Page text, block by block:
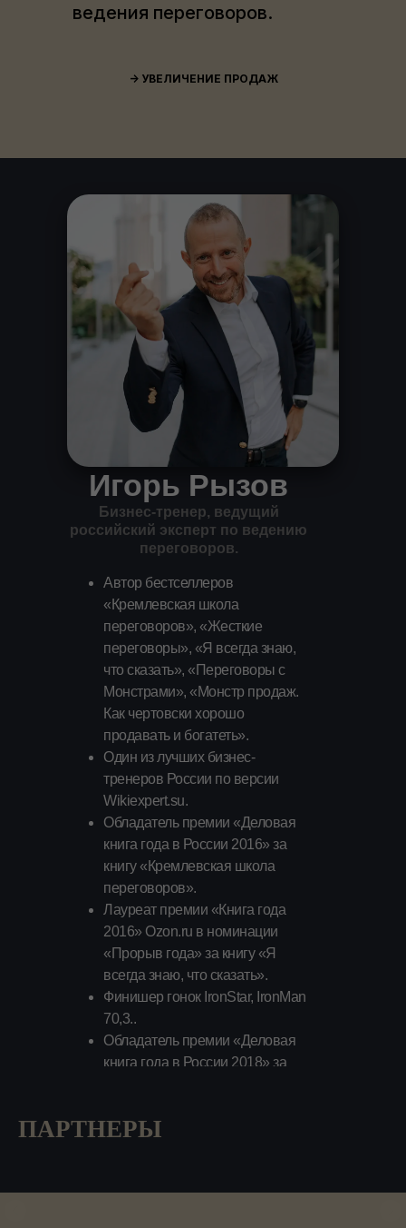
ведения переговоров.
-> УВЕЛИЧЕНИЕ ПРОДАЖ
Игорь Рызов
Бизнес-тренер, ведущий
российский эксперт по ведению
переговоров.
Автор бестселлеров
«Кремлевская школа
переговоров», «Жесткие
переговоры», «Я всегда знаю,
что сказать», «Переговоры с
Монстрами», «Монстр продаж.
Как чертовски хорошо
продавать и богатеть».
Один из лучших бизнес-
тренеров России по версии
Wikiexpert.su.
Обладатель премии «Деловая
книга года в России 2016» за
книгу «Кремлевская школа
переговоров».
Лауреат премии «Книга года
2016» Ozon.ru в номинации
«Прорыв года» за книгу «Я
всегда знаю, что сказать».
Финишер гонок IronStar, IronMan
70,3..
Обладатель премии «Деловая
книга года в России 2018» за
ПАРТНЕРЫ